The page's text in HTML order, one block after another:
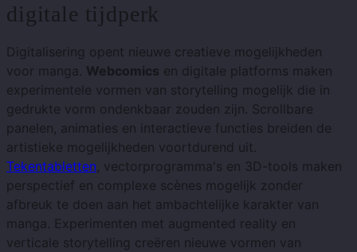
digitale tijdperk
Digitalisering opent nieuwe creatieve mogelijkheden
voor manga. Webcomics en digitale platforms maken
experimentele vormen van storytelling mogelijk die in
gedrukte vorm ondenkbaar zouden zijn. Scrollbare
panelen, animaties en interactieve functies breiden de
artistieke mogelijkheden voortdurend uit.
Tekentabletten , vectorprogramma's en 3D-tools maken
perspectief en complexe scènes mogelijk zonder
afbreuk te doen aan het ambachtelijke karakter van
manga. Experimenten met augmented reality en
verticale storytelling creëren nieuwe vormen van